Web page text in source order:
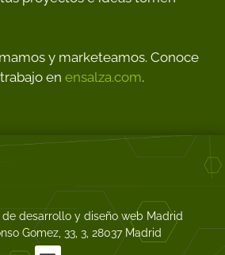
y marketeamos. Conoce
en ensalza.com.
desarrollo y diseño web Madrid
Gomez, 33, 3, 28037 Madrid